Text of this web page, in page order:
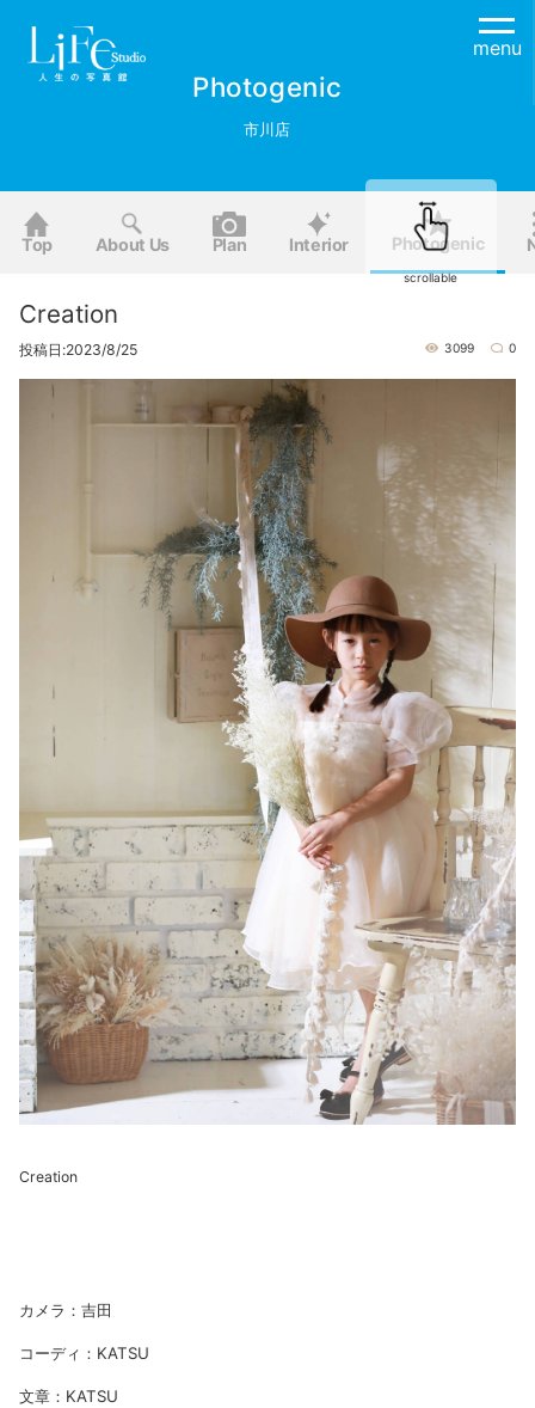
menu
Photogenic
市川店
Top About Us Plan Interior Photogenic
scrollable
Creation
投稿日:2023/8/25 3099 0
Creation
カメラ：吉田
コーディ：KATSU
文章：KATSU